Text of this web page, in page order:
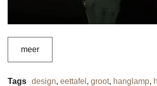
meer
Tags design, eettafel , groot, hanglamp,